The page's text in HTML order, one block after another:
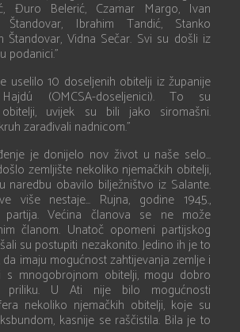
Đuro Belerić, Czamar Margo, Ivan
Ibrahim Tandić, Stanko
Štandovar, Vidna Sečar. Svi su došli iz
podanici.”
uselilo 10 doseljenih obitelji iz županije
(OMCSA-doseljenici). To su
uvijek su bili jako siromašni.
zarađivali nadnicom.”
je donijelo nov život u naše selo...
zemljište nekoliko njemačkih obitelji,
naredbu obavilo bilježništvo iz Salante.
više nestaje... Rujna, godine 1945.,
partija. Većina članova se ne može
članom. Unatoč opomeni partijskog
su postupiti nezakonito. Jedino ih je to
imaju mogućnost zahtijevanja zemlje i
s mnogobrojnom obitelji, mogu dobro
priliku. U Ati nije bilo mogućnosti
nekoliko njemačkih obitelji, koje su
kasnije se raščistila. Bila je to